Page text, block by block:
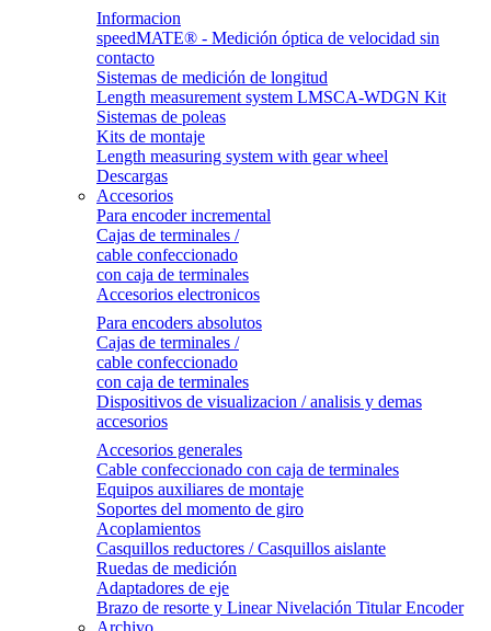
Informacion
speedMATE® - Medición óptica de velocidad sin
contacto
Sistemas de medición de longitud
Length measurement system LMSCA-WDGN Kit
Sistemas de poleas
Kits de montaje
Length measuring system with gear wheel
Descargas
Accesorios
Para encoder incremental
Cajas de terminales /
cable confeccionado
con caja de terminales
Accesorios electronicos
Para encoders absolutos
Cajas de terminales /
cable confeccionado
con caja de terminales
Dispositivos de visualizacion / analisis y demas
accesorios
Accesorios generales
Cable confeccionado con caja de terminales
Equipos auxiliares de montaje
Soportes del momento de giro
Acoplamientos
Casquillos reductores / Casquillos aislante
Ruedas de medición
Adaptadores de eje
Brazo de resorte y Linear Nivelación Titular Encoder
Archivo